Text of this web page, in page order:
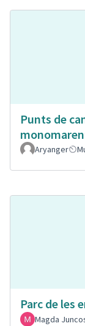
Punts de
Aryanger
Parc de les
Magda